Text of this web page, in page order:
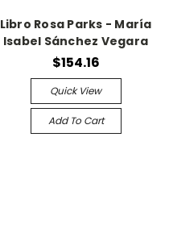
Libro Rosa Parks - María
Isabel Sánchez Vegara
$154.16
Quick View
Add To Cart